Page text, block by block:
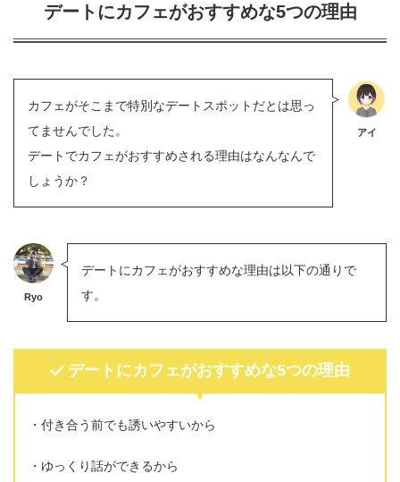
デートにカフェがおすすめな5つの理由
カフェがそこまで特別なデートスポットだとは思っ
てませんでした。
デートでカフェがおすすめされる理由はなんなんで
しょうか？
アイ
Ryo
デートにカフェがおすすめな理由は以下の通りで
す。
デートにカフェがおすすめな5つの理由
付き合う前でも誘いやすいから
ゆっくり話ができるから